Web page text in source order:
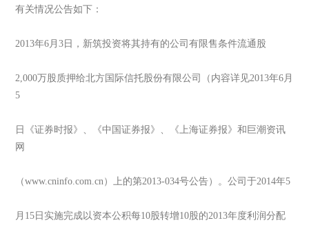
有关情况公告如下：
2013年6月3日，新筑投资将其持有的公司有限售条件流通股
2,000万股质押给北方国际信托股份有限公司（内容详见2013年6月
5
日《证券时报》、《中国证券报》、《上海证券报》和巨潮资讯
网
（www.cninfo.com.cn）上的第2013-034号公告）。公司于2014年5
月15日实施完成以资本公积每10股转增10股的2013年度利润分配